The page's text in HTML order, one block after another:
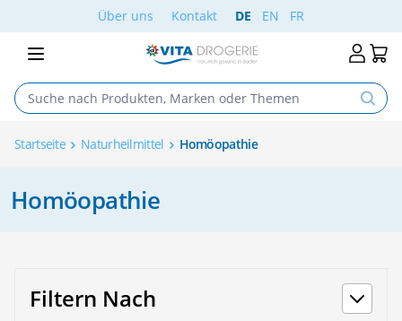
Skip to ContentÜber uns Kontakt DE EN FR
Startseite Naturheilmittel Homöopathie
Homöopathie
Filtern Nach